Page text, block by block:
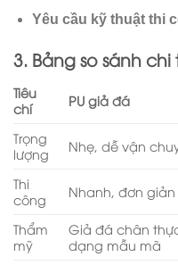
Yêu cầu kỹ thuật thi
3. Bảng so sánh
Tiêu
chí
PU giả đá
Trọng
lượng
Nhẹ, dễ vận
Thi
công
Nhanh, đơn giản
Thẩm
mỹ
Giả đá chân
dạng mẫu mã